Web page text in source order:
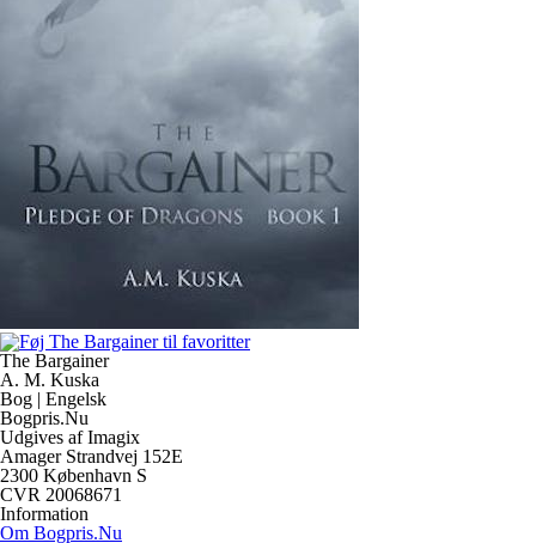
The Bargainer
A. M. Kuska
Bog | Engelsk
Bogpris.Nu
Udgives af Imagix
Amager Strandvej 152E
2300 København S
CVR 20068671
Information
Om Bogpris.Nu